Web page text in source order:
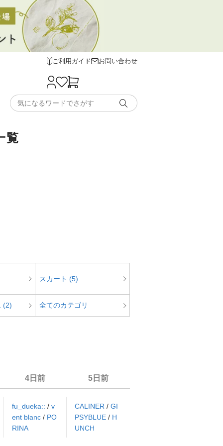
ご利用ガイド お問い合わせ
覧
スカート (5)
(2) 全てのカテゴリ
4日前
fu_dueka:: / v
ent blanc / PO
RINA
5日前
CALINER/GI
PSYBLUE/ H
UNCH